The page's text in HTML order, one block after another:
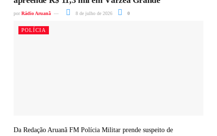
por Rádio Aruanã 8 de julho de 2026 0
POLÍCIA
Da Redação Aruanã FM Polícia Militar prende suspeito de